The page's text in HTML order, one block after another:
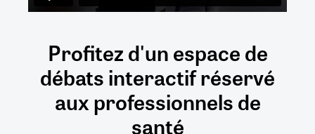
Profitez d'un espace de
débatsinteractifréservé
auxprofessionnels de
santé